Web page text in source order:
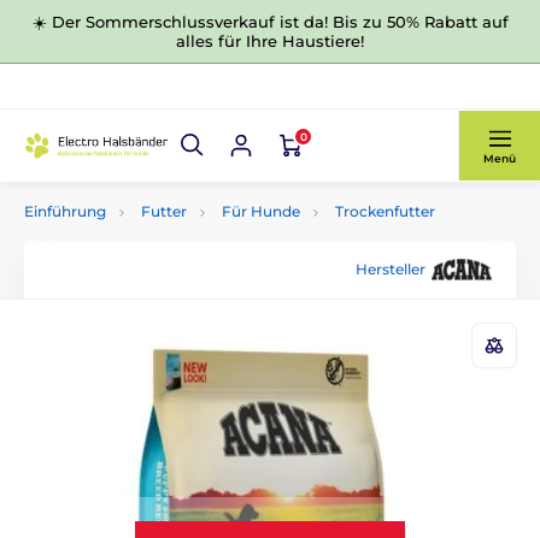
☀️ Der Sommerschlussverkauf ist da! Bis zu 50% Rabatt auf
alles für Ihre Haustiere!
0
Menü
Einführung Futter Für Hunde Trockenfutter
Hersteller